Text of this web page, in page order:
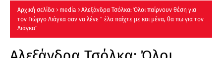
Αρχική σελίδα media
Αλεξάνδρα Τσόλκα: Όλοι παίρνουν θέση για
τον Γιώργο Λιάγκα σαν να λένε " έλα παίχτε με και μένα, θα πω για τον
Λιάγκα"